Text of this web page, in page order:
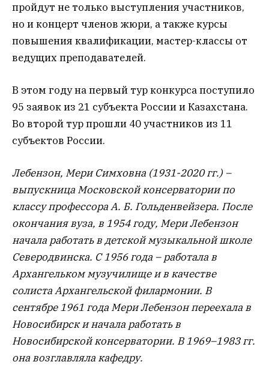
пройдут не только выступления участников,
но и концерт членов жюри, а также курсы
повышения квалификации, мастер-классы от
ведущих преподавателей.
В этом году на первый тур конкурса поступило
95 заявок из 21 субъекта России и Казахстана.
Во второй тур прошли 40 участников из 11
субъектов России.
Лебензон, Мери Симховна (1931-2020 гг.) –
выпускница Московской консерватории по
классу профессора А. Б. Гольденвейзера. После
окончания вуза, в 1954 году, Мери Лебензон
начала работать в детской музыкальной школе
Северодвинска. С 1956 года – работала в
Архангельком музучилище и в качестве
солиста Архангельской филармонии. В
сентябре 1961 года Мери Лебензон переехала в
Новосибирск и начала работать в
Новосибирской консерватории. В 1969–1983 гг.
она возглавляла кафедру.